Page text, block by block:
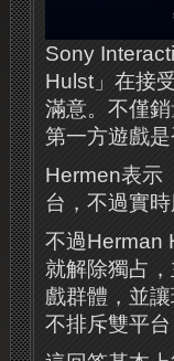
Sony
Hulst」在接
滿意。不僅
第一方遊戲
Hermen表示
台，不過實
不過Herman
就解除獨占
戲群體，並
不排斥雙平台